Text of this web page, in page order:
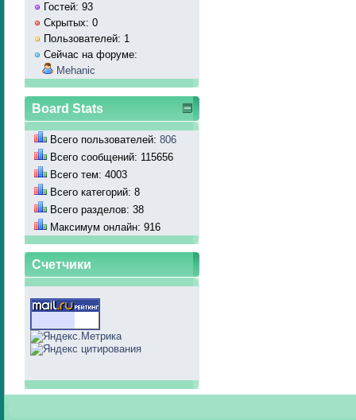
Гостей: 93
Скрытых: 0
Пользователей: 1
Сейчас на форуме:
Mehanic
Board Stats
Всего пользователей: 806
Всего сообщений: 115656
Всего тем: 4003
Всего категорий: 8
Всего разделов: 38
Максимум онлайн: 916
Счетчики